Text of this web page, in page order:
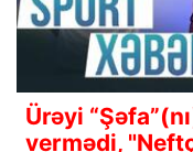
Ürəyi
vermədi,